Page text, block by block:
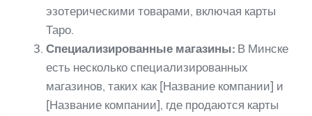
эзотерическими товарами, включая карты
Таро.
Специализированные магазины: В Минске
есть несколько специализированных
магазинов, таких как [Название компании] и
[Название компании], где продаются карты